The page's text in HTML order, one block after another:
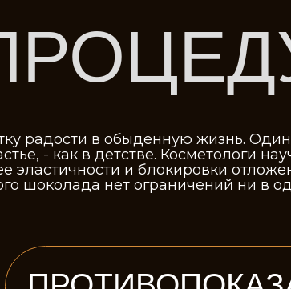
в обыденную жизнь. Один только
в детстве. Косметологи научились
и блокировки отложения жира.
нет ограничений ни в одной диете!
к образованию келоидных рубцов;
в стадии обострения;